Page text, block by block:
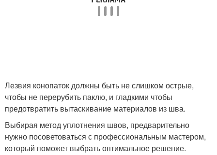
Лезвия конопаток должны быть не слишком острые,
чтобы не перерубить паклю, и гладкими чтобы
предотвратить вытаскивание материалов из шва.
Выбирая метод уплотнения швов, предварительно
нужно посоветоваться с профессиональным мастером,
который поможет выбрать оптимальное решение.